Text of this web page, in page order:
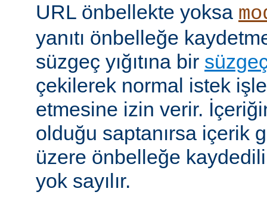
URL önbellekte yoksa
yanıtı önbelleğe
süzgeç yığıtına bir
çekilerek normal istek
etmesine izin verir.
olduğu saptanırsa içerik
üzere önbelleğe
yok sayılır.